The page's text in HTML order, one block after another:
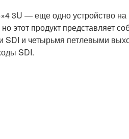
3U — еще одно устройство
этот продукт представляет
SDI и четырьмя петлевыми
SDI.